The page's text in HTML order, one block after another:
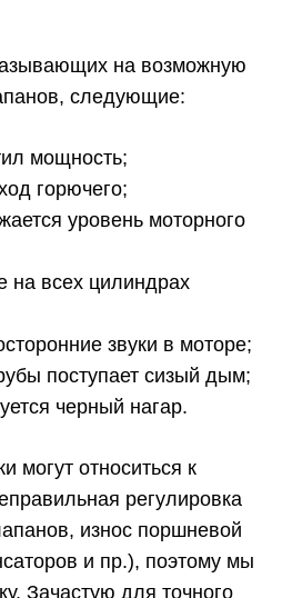
на возможную
следующие:
мощность;
горючего;
уровень моторного
на всех цилиндрах
звуки в моторе;
поступает сизый дым;
черный нагар.
могут относиться к
регулировка
износ поршневой
и пр.), поэтому мы
Зачастую для точного